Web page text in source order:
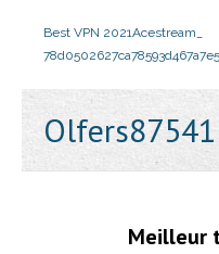
Best VPN 2021Acestream_
Olfers87541
Meilleur